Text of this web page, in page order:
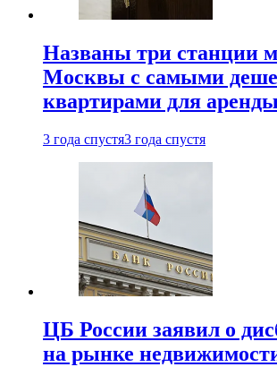
Названы три станции
Москвы с самыми
квартирами для аренды
3 года спустя3 года спустя
ЦБ России заявил о
на рынке